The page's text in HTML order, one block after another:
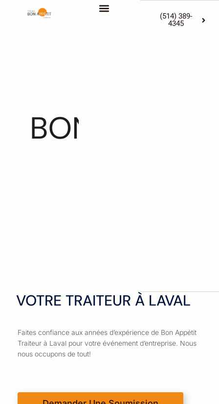
(514) 389-
4345
VOTRE TRAITEUR À LAVAL
Faites confiance aux années d’expérience de Bon Appétit
Traiteur à Laval pour votre événement d’entreprise. Nous
nous occupons de tout!